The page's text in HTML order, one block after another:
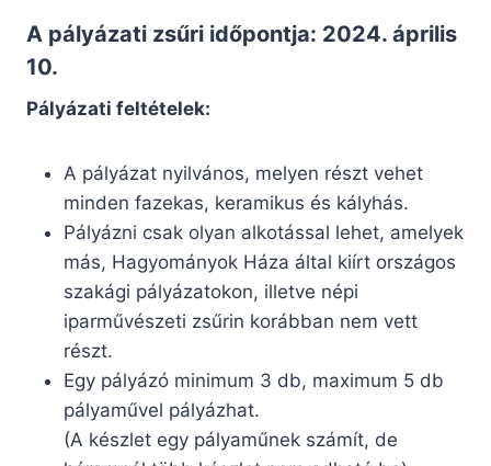
A pályázati zsűri időpontja: 2024. április
10.
Pályázati feltételek:
A pályázat nyilvános, melyen részt vehet
minden fazekas, keramikus és kályhás.
Pályázni csak olyan alkotással lehet, amelyek
más, Hagyományok Háza által kiírt országos
szakági pályázatokon, illetve népi
iparművészeti zsűrin korábban nem vett
részt.
Egy pályázó minimum 3 db, maximum 5 db
pályaművel pályázhat.
(A készlet egy pályaműnek számít, de